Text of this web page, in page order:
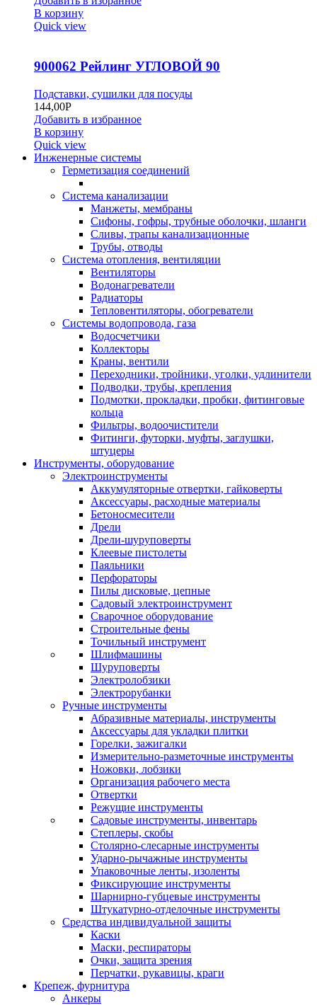
В корзину
Quick view
900062 Рейлинг УГЛОВОЙ 90
Подставки, сушилки для посуды
144,00Р
Добавить в избранное
В корзину
Quick view
Инженерные системы
Герметизация соединений
Система канализации
Манжеты, мембраны
Сифоны, гофры, трубные оболочки, шланги
Сливы, трапы канализационные
Трубы, отводы
Система отопления, вентиляции
Вентиляторы
Водонагреватели
Радиаторы
Тепловентиляторы, обогреватели
Системы водопровода, газа
Водосчетчики
Коллекторы
Краны, вентили
Переходники, тройники, уголки, удлинители
Подводки, трубы, крепления
Подмотки, прокладки, пробки, фитинговые
кольца
Фильтры, водоочистители
Фитинги, футорки, муфты, заглушки,
штуцеры
Инструменты, оборудование
Электроинструменты
Аккумуляторные отвертки, гайковерты
Аксессуары, расходные материалы
Бетоносмесители
Дрели
Дрели-шуруповерты
Клеевые пистолеты
Паяльники
Перфораторы
Пилы дисковые, цепные
Садовый электроинструмент
Сварочное оборудование
Строительные фены
Точильный инструмент
Шлифмашины
Шуруповерты
Электролобзики
Электрорубанки
Ручные инструменты
Абразивные материалы, инструменты
Аксессуары для укладки плитки
Горелки, зажигалки
Измерительно-разметочные инструменты
Ножовки, лобзики
Организация рабочего места
Отвертки
Режущие инструменты
Садовые инструменты, инвентарь
Степлеры, скобы
Столярно-слесарные инструменты
Ударно-рычажные инструменты
Упаковочные ленты, изоленты
Фиксирующие инструменты
Шарнирно-губцевые инструменты
Штукатурно-отделочные инструменты
Средства индивидуальной защиты
Каски
Маски, респираторы
Очки, защита зрения
Перчатки, рукавицы, краги
Крепеж, фурнитура
Анкеры